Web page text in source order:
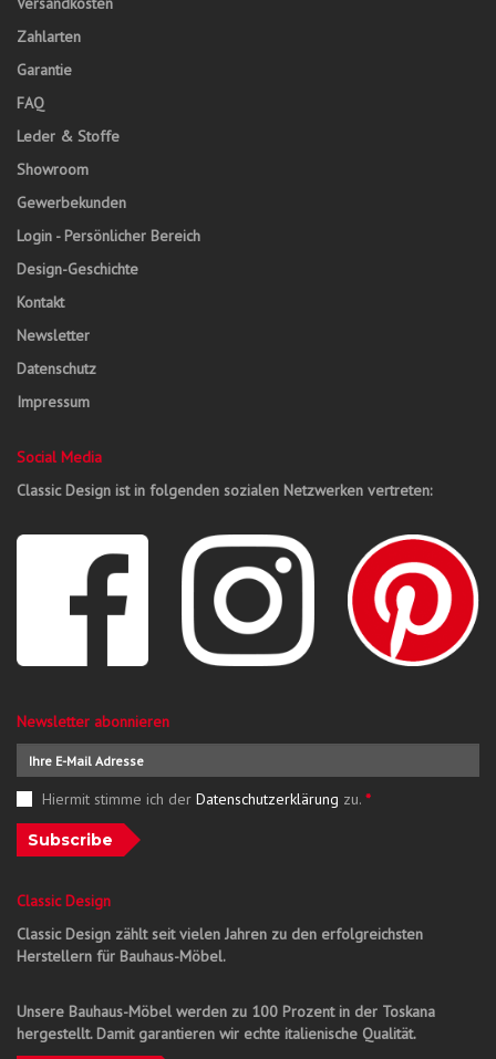
Zahlarten
Garantie
FAQ
Leder & Stoffe
Showroom
Gewerbekunden
Login - Persönlicher Bereich
Design-Geschichte
Kontakt
Newsletter
Datenschutz
Impressum
Social Media
Classic Design ist in folgenden sozialen Netzwerken vertreten:
Newsletter abonnieren
Hiermit stimme ich der Datenschutzerklärung zu. *
Subscribe
Classic Design
Classic Design zählt seit vielen Jahren zu den erfolgreichsten
Herstellern für Bauhaus-Möbel.
Unsere Bauhaus-Möbel werden zu 100 Prozent in der Toskana
hergestellt. Damit garantieren wir echte italienische Qualität.